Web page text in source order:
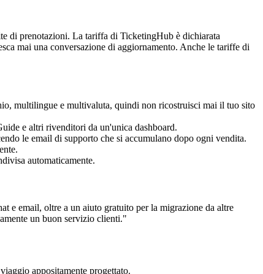
di prenotazioni. La tariffa di TicketingHub è dichiarata
mai una conversazione di aggiornamento. Anche le tariffe di
multilingue e multivaluta, quindi non ricostruisci mai il tuo sito
e altri rivenditori da un'unica dashboard.
le email di supporto che si accumulano dopo ogni vendita.
automaticamente.
e email, oltre a un aiuto gratuito per la migrazione da altre
un buon servizio clienti."
appositamente progettato.